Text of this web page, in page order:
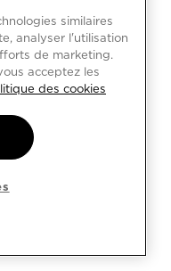
similaires
analyser l'utilisation
de marketing.
acceptez les
des cookies